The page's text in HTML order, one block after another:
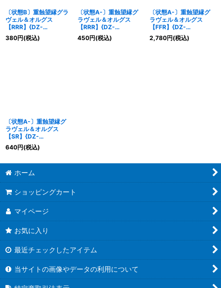
〔状態B〕重蝕望縁グラ
ヴェル＆オルグス
【RRR】{DZ-
SS16/029}《ブラント
ゲート/ストイケイア》
380円(税込)
〔状態A-〕重蝕望縁グ
ラヴェル＆オルグス
【RRR】{DZ-
SS16/029}《ブラント
ゲート/ストイケイア》
450円(税込)
〔状態A-〕重蝕望縁グ
ラヴェル＆オルグス
【FFR】{DZ-
SS16/FFR22}《ブラン
トゲート/ストイケイ
2,780円(税込)
〔状態A-〕重蝕望縁グ
ラヴェル＆オルグス
【SR】{DZ-
SS16/SR56}《ブラント
ゲート/ストイケイア》
640円(税込)
ホーム
ショッピングカート
マイページ
お気に入り
最近チェックしたアイテム
当サイトの画像やデータの利用について